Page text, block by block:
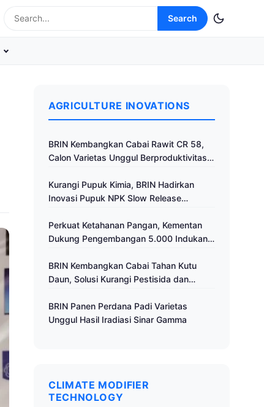
Search
AGRICULTURE INOVATIONS
BRIN Kembangkan Cabai Rawit CR 58,
Calon Varietas Unggul Berproduktivitas
Kurangi Pupuk Kimia, BRIN Hadirkan
Inovasi Pupuk NPK Slow Release
Perkuat Ketahanan Pangan, Kementan
Dukung Pengembangan 5.000 Indukan
BRIN Kembangkan Cabai Tahan Kutu
Daun, Solusi Kurangi Pestisida dan
BRIN Panen Perdana Padi Varietas
Unggul Hasil Iradiasi Sinar Gamma
CLIMATE MODIFIER
TECHNOLOGY